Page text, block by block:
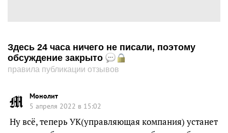
Здесь 24 часа ничего не писали, поэтому
обсуждение закрыто
правила публикации отзывов
Монолит
5 апреля 2022 в 15:02
Ну всё, теперь УК(управляющая компания) устанет